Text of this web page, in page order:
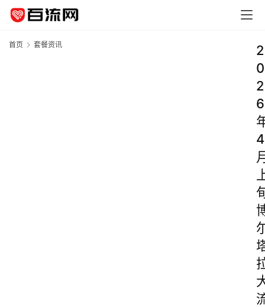
首页 套餐资讯
2
0
2
6
4